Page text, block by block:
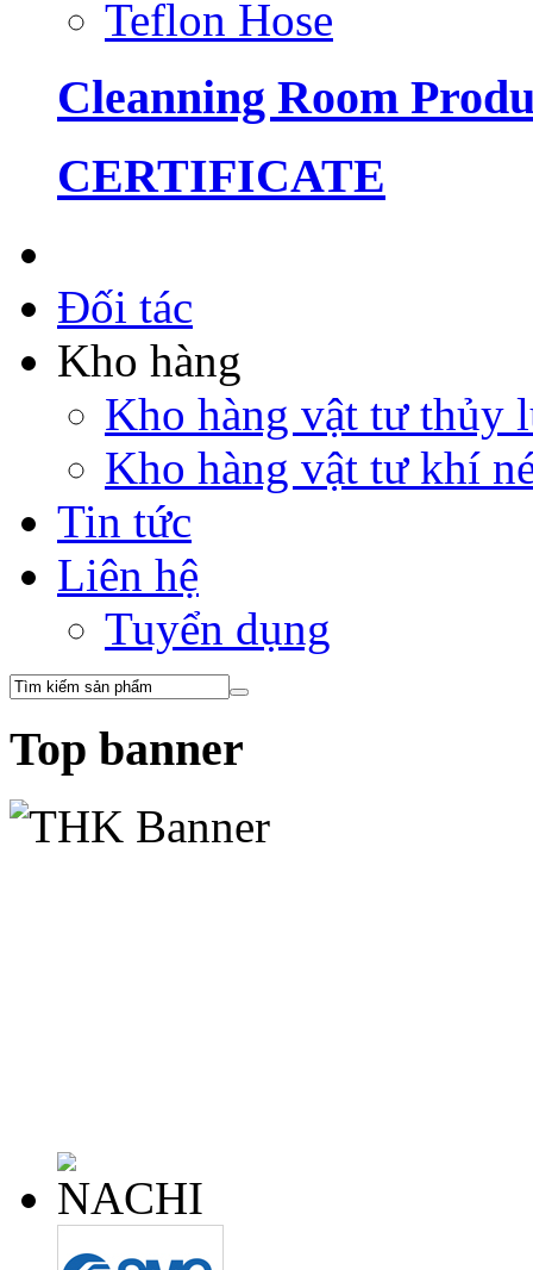
Teflon Hose
Cleanning Room
CERTIFICATE
Đối tác
Kho hàng
Kho hàng vật tư thủy
Kho hàng vật tư khí
Tin tức
Liên hệ
Tuyển dụng
Top banner